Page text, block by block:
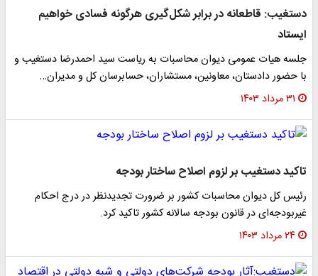
دستغیب: قاطعانه در برابر شکل‌گیری هرگونه فسادی خواهیم
ایستاد
جلسه هیات عمومی دیوان محاسبات به ریاست سید احمدرضا دستغیب و
با حضور دادستان، معاونین، مستشاران، حسابرسان کل و مدیران…
۳۱ مرداد ۱۴۰۳
تاکید دستغیب بر لزوم اصلاح ساختار بودجه
رئیس کل دیوان محاسبات کشور بر ضرورت تجدیدنظر در درج احکام
غیربودجه‌ای در قانون بودجه سالانه کشور تاکید کرد.
۲۴ مرداد ۱۴۰۳